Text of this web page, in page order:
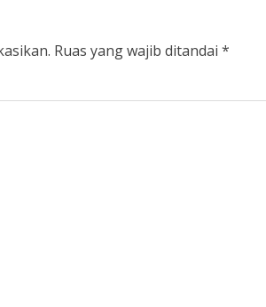
Ruas yang wajib ditandai *